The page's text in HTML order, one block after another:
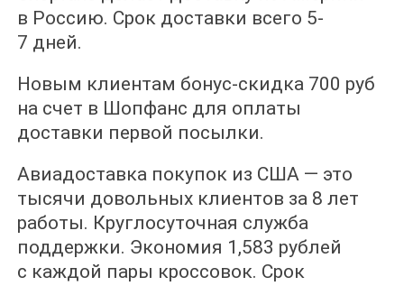
в Россию. Срок доставки всего 5-
7 дней.
Новым клиентам бонус-скидка 700 руб
на счет в Шопфанс для оплаты
доставки первой посылки.
Авиадоставка покупок из США — это
тысячи довольных клиентов за 8 лет
работы. Круглосуточная служба
поддержки. Экономия 1,583 рублей
с каждой пары кроссовок. Срок